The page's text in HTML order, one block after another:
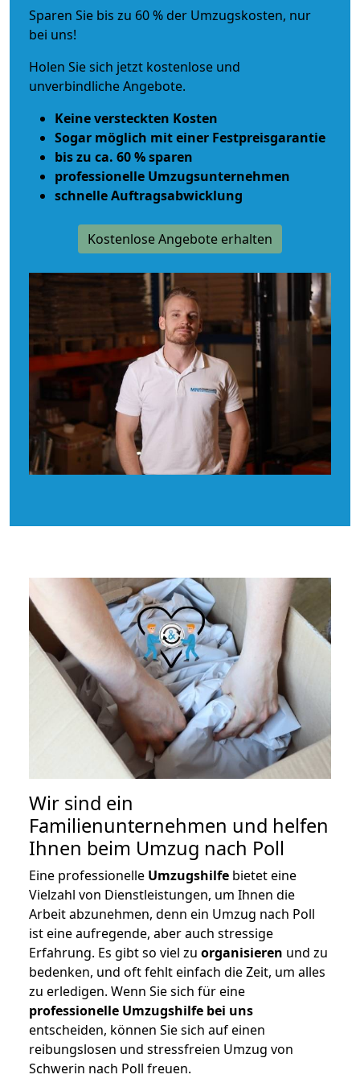
Sparen Sie bis zu 60 % der Umzugskosten, nur
bei uns!
Holen Sie sich jetzt kostenlose und
unverbindliche Angebote.
Keine versteckten Kosten
Sogar möglich mit einer Festpreisgarantie
bis zu ca. 60 % sparen
professionelle Umzugsunternehmen
schnelle Auftragsabwicklung
Kostenlose Angebote erhalten
Wir sind ein
Familienunternehmen und helfen
Ihnen beim Umzug nach Poll
Eine professionelle Umzugshilfe bietet eine
Vielzahl von Dienstleistungen, um Ihnen die
Arbeit abzunehmen, denn ein Umzug nach Poll
ist eine aufregende, aber auch stressige
Erfahrung. Es gibt so viel zu organisieren und zu
bedenken, und oft fehlt einfach die Zeit, um alles
zu erledigen. Wenn Sie sich für eine
professionelle Umzugshilfe bei uns
entscheiden, können Sie sich auf einen
reibungslosen und stressfreien Umzug von
Schwerin nach Poll freuen.